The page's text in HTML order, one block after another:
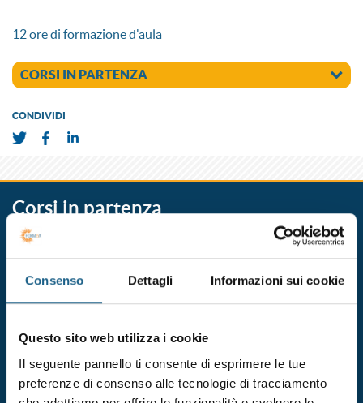
Consenso Dettagli Informazioni sui cookie
Questo sito web utilizza i cookie
Il seguente pannello ti consente di esprimere le tue
preferenze di consenso alle tecnologie di tracciamento
12 ore di formazione d'aula
CORSI IN PARTENZA
CONDIVIDI
Corsi in partenza
BOLOGNA PARMA
(gruppo b e c)
Durata 12 ore
dal 22/09/2026
al 30/09/2026
DATE E ORARI